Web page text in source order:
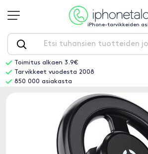
iPhone-tarvikkeiden
Toimitus alkaen 3.9€
Tarvikkeet vuodesta 2008
850 000 asiakasta